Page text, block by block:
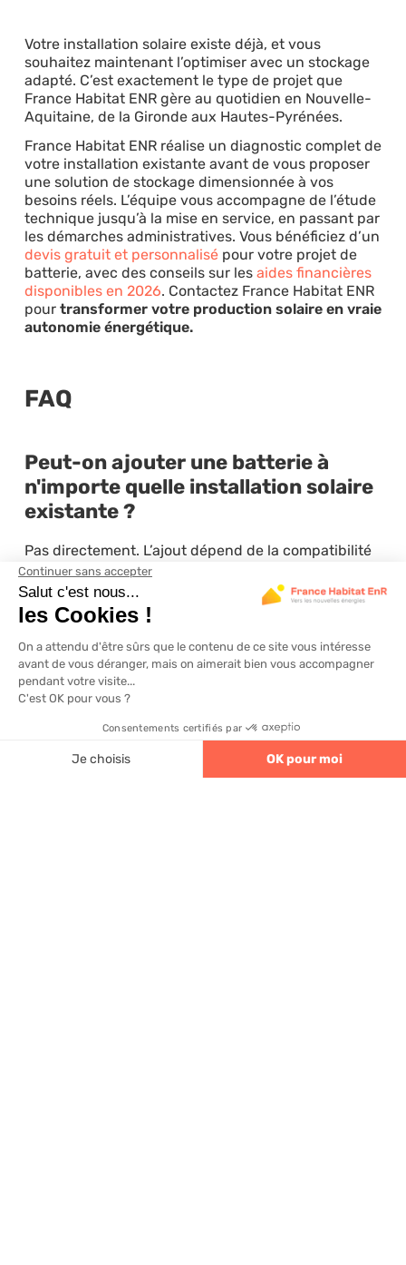
Votre installation solaire existe déjà, et vous
souhaitez maintenant l’optimiser avec un stockage
adapté. C’est exactement le type de projet que
France Habitat ENR gère au quotidien en Nouvelle-
Aquitaine, de la Gironde aux Hautes-Pyrénées.
France Habitat ENR réalise un diagnostic complet de
votre installation existante avant de vous proposer
une solution de stockage dimensionnée à vos
besoins réels. L’équipe vous accompagne de l’étude
technique jusqu’à la mise en service, en passant par
les démarches administratives. Vous bénéficiez d’un
devis gratuit et personnalisépour votre projet de
batterie, avec des conseils sur les aides financières
disponibles en 2026. Contactez France Habitat ENR
pour transformer votre production solaire en vraie
autonomie énergétique.
FAQ
Peut-on ajouter une batterie à
n'importe quelle installation solaire
existante ?
Pas directement. L’ajout dépend de la compatibilité
de votre onduleur actuel. Si celui-ci n’est pas
hybride, il faudra le remplacer ou ajouter un
onduleur de batterie dédié (couplage AC).
Quel est le coût moyen pour
installer une batterie sur une
installation existante ?
Le budget total varie entre 4 000 € et 8 000 € selon
la capacité de la batterie, la nécessité ou non de
changer l’onduleur, et le coût de la pose. Une
batterie de 5 kWh seule coûte entre 1 300 € et 2 500
4.6 320 avis